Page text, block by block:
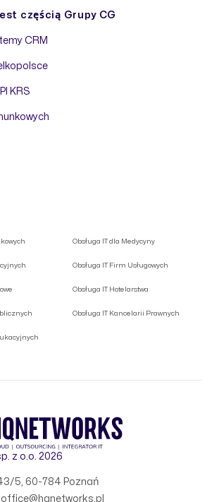
częścią Grupy CG
CRM
KRS
Obsługa IT dla Medycyny
Obsługa IT Firm Usługowych
Obsługa IT Hotelarstwa
Obsługa IT Kancelarii Prawnych
z o.o. 2026
5, 60-784 Poznań
office@hqnetworks.pl